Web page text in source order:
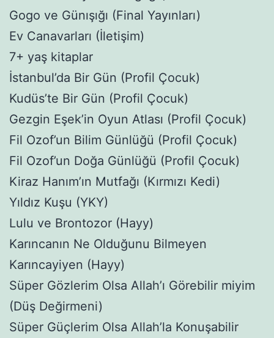
Gogo ve Günışığı (Final Yayınları)
Ev Canavarları (İletişim)
7+ yaş kitaplar
İstanbul’da Bir Gün (Profil Çocuk)
Kudüs’te Bir Gün (Profil Çocuk)
Gezgin Eşek’in Oyun Atlası (Profil Çocuk)
Fil Ozof’un Bilim Günlüğü (Profil Çocuk)
Fil Ozof’un Doğa Günlüğü (Profil Çocuk)
Kiraz Hanım’ın Mutfağı (Kırmızı Kedi)
Yıldız Kuşu (YKY)
Lulu ve Brontozor (Hayy)
Karıncanın Ne Olduğunu Bilmeyen
Karıncayiyen (Hayy)
Süper Gözlerim Olsa Allah’ı Görebilir miyim
(Düş Değirmeni)
Süper Güçlerim Olsa Allah’la Konuşabilir